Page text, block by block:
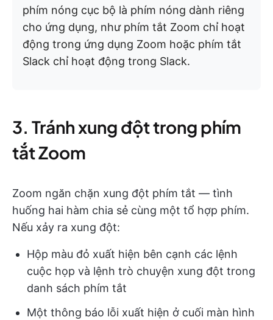
phím nóng cục bộ là phím nóng dành riêng
cho ứng dụng, như phím tắt Zoom chỉ hoạt
động trong ứng dụng Zoom hoặc phím tắt
Slack chỉ hoạt động trong Slack.
3. Tránh xung đột trong phím
tắt Zoom
Zoom ngăn chặn xung đột phím tắt — tình
huống hai hàm chia sẻ cùng một tổ hợp phím.
Nếu xảy ra xung đột:
Hộp màu đỏ xuất hiện bên cạnh các lệnh
cuộc họp và lệnh trò chuyện xung đột trong
danh sách phím tắt
Một thông báo lỗi xuất hiện ở cuối màn hình